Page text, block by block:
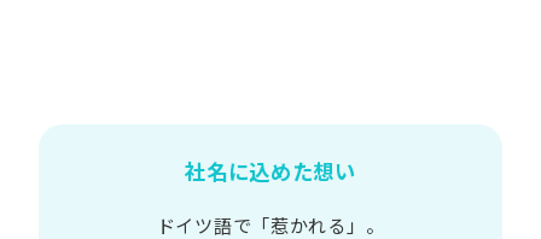
社名に込めた想い
ドイツ語で​「惹かれる」。